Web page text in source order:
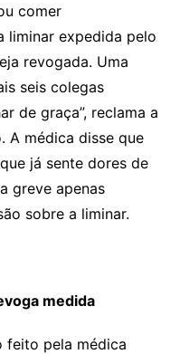
comer
liminar expedida pelo
revogada. Uma
seis colegas
de graça”, reclama a
A médica disse que
já sente dores de
greve apenas
sobre a liminar.
medida
feito pela médica